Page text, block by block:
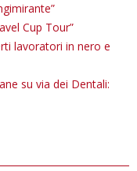
Cup Tour”
lavoratori in nero e
su via dei Dentali: